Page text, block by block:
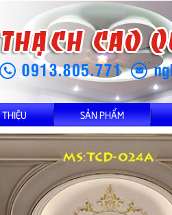
THIỆU SẢN PHẨM